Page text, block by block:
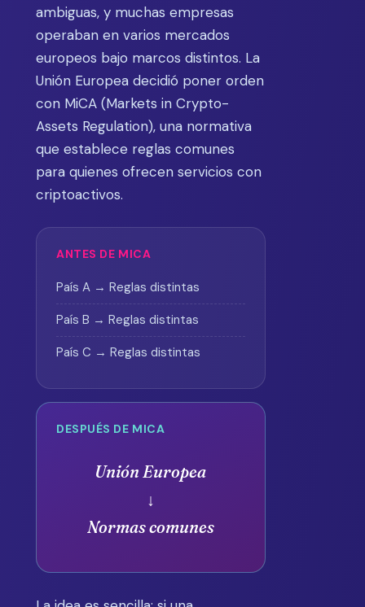
ambiguas, y muchas empresas
operaban en varios mercados
europeos bajo marcos distintos. La
Unión Europea decidió poner orden
con MiCA (Markets in Crypto-
Assets Regulation), una normativa
que establece reglas comunes
para quienes ofrecen servicios con
criptoactivos.
ANTES DE MICA
País A → Reglas distintas
País B → Reglas distintas
País C → Reglas distintas
DESPUÉS DE MICA
Unión Europea
↓
Normas comunes